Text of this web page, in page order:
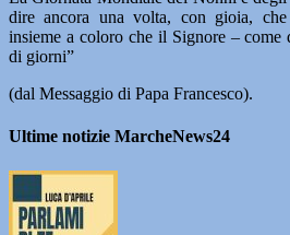
dire ancora una volta, con gioia,
insieme a coloro che il Signore – come
di giorni”
(dal Messaggio di Papa Francesco).
Ultime notizie MarcheNews24